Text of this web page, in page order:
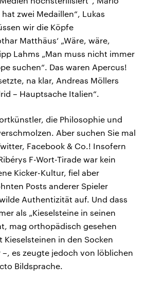
hat zwei Medaillen“, Lukas
wir die Köpfe
Matthäus‘ „Wäre, wäre,
Lahms „Man muss nicht immer
suchen“. Das waren Apercus!
na klar, Andreas Möllers
– Hauptsache Italien“.
die Philosophie und
Aber suchen Sie mal
Facebook & Co.! Insofern
F-Wort-Tirade war kein
Kicker-Kultur, fiel aber
Posts anderer Spieler
Authentizität auf. Und dass
als „Kieselsteine in seinen
mag orthopädisch gesehen
Kieselsteinen in den Socken
es zeugte jedoch von löblichen
Bildsprache.